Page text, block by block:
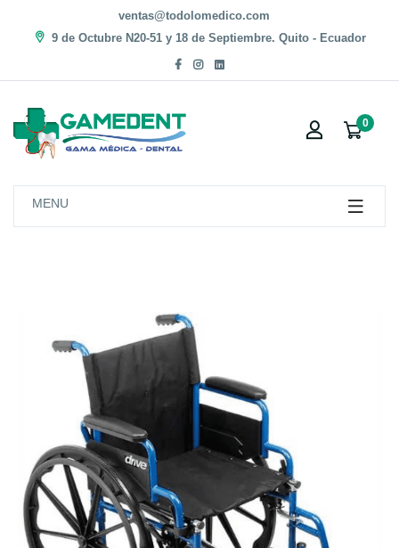
ventas@todolomedico.com
9 de Octubre N20-51 y 18 de Septiembre. Quito - Ecuador
0
MENU